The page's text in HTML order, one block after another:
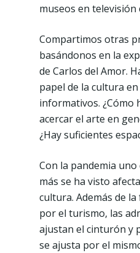
museos en televisión
Compartimos otras
basándonos en la
de Carlos del Amor.
papel de la cultura
informativos. ¿Cómo
acercar el arte en
¿Hay suficientes
Con la pandemia
más se ha visto
cultura. Además de
por el turismo, las
ajustan el cinturón y
se ajusta por el